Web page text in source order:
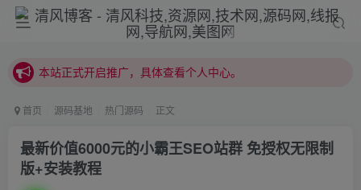
本站正式开启推广，具体查看个人中心。
站内下载链接有问题请私信站长 - 清风博客
本站正式开启推广，具体查看个人中心。
首页 源码基地 热门源码 正文
最新价值6000元的小霸王SEO站群 免授权无限制
版+安装教程